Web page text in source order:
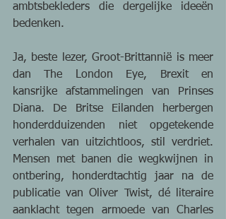
ambtsbekleders die dergelijke ideeën
bedenken.
Ja, beste lezer, Groot-Brittannië is meer
dan The London Eye, Brexit en
kansrijke afstammelingen van Prinses
Diana. De Britse Eilanden herbergen
honderdduizenden niet opgetekende
verhalen van uitzichtloos, stil verdriet.
Mensen met banen die wegkwijnen in
ontbering, honderdtachtig jaar na de
publicatie van Oliver Twist, dé literaire
aanklacht tegen armoede van Charles